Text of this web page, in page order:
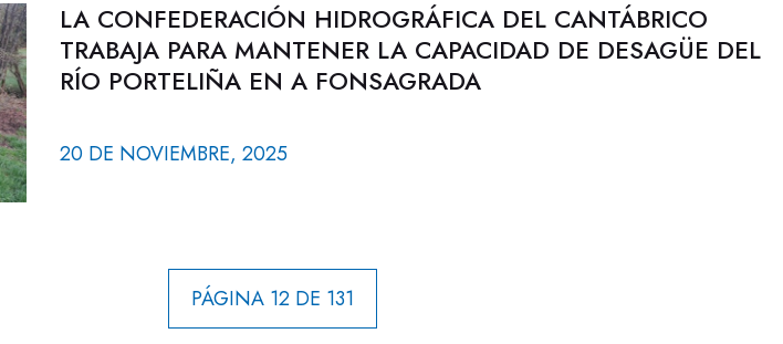
LA CONFEDERACIÓN HIDROGRÁFICA DEL CANTÁBRICO
TRABAJA PARA MANTENER LA CAPACIDAD DE DESAGÜE DEL
RÍO PORTELIÑA EN A FONSAGRADA
20 DE NOVIEMBRE, 2025
PÁGINA 12 DE 131